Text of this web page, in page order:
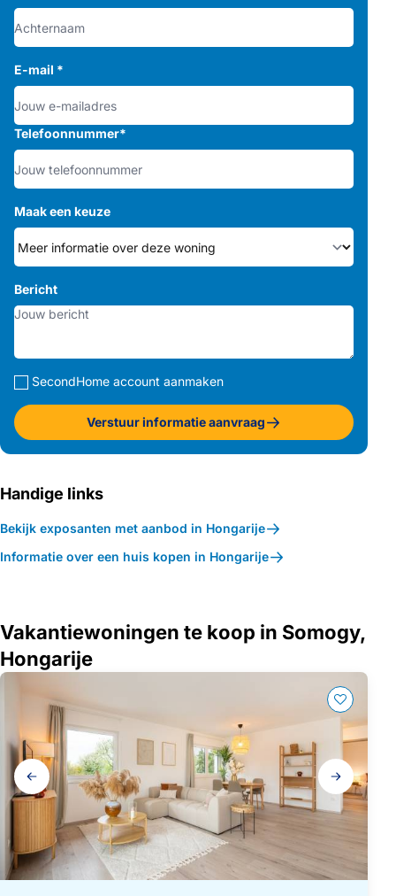
E-mail *
Telefoonnummer*
Maak een keuze
Bericht
SecondHome account aanmaken
Verstuur informatie aanvraag
Handige links
Bekijk exposanten met aanbod in Hongarije
Informatie over een huis kopen in Hongarije
Vakantiewoningen te koop in Somogy,
Hongarije
Galerij
navigatie